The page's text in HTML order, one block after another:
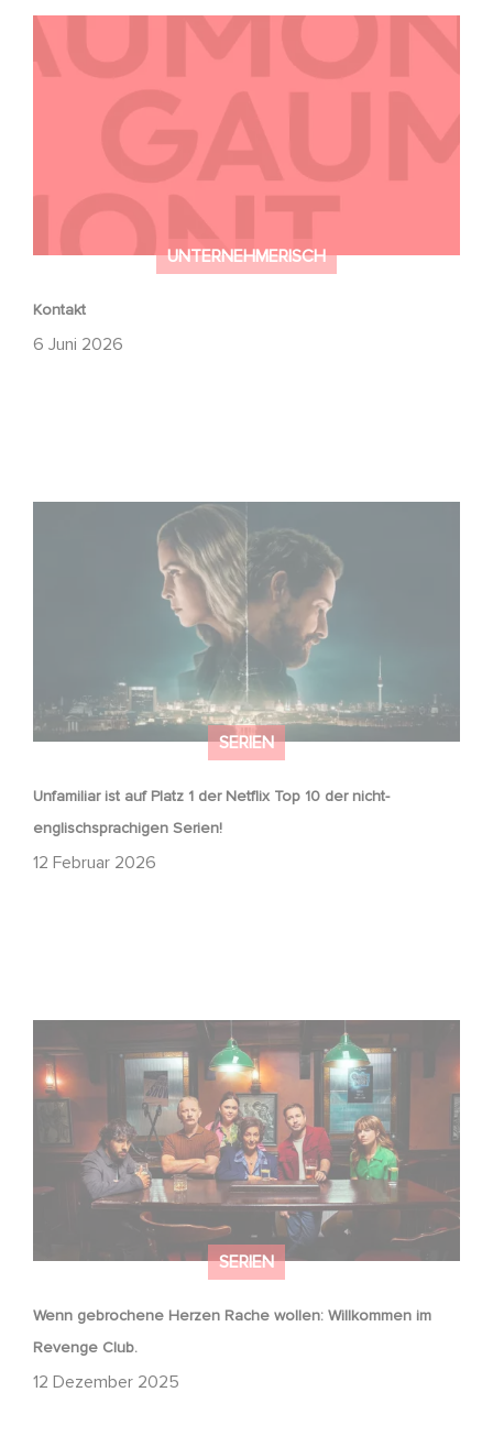
UNTERNEHMERISCH
Kontakt
6 Juni 2026
SERIEN
Unfamiliar ist auf Platz 1 der Netflix Top 10 der nicht-
englischsprachigen Serien!
12 Februar 2026
Unfamiliar ist auf Platz 1 der Netflix Top 10 der nicht-
englischsprachigen Serien!
SERIEN
Wenn gebrochene Herzen Rache wollen: Willkommen im
Revenge Club.
12 Dezember 2025
Wenn gebrochene Herzen Rache wollen: Willkommen im
Revenge Club.